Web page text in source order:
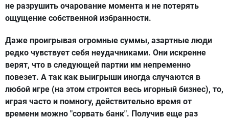
не разрушить очарование момента и не потерять
ощущение собственной избранности.
Даже проигрывая огромные суммы, азартные люди
редко чувствует себя неудачниками. Они искренне
верят, что в следующей партии им непременно
повезет. А так как выигрыши иногда случаются в
любой игре (на этом строится весь игорный бизнес), то,
играя часто и помногу, действительно время от
времени можно "сорвать банк". Получив еще раз